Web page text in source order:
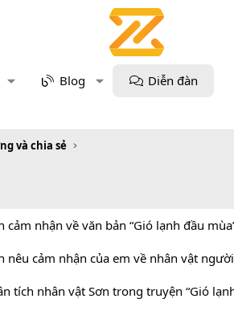
Blog Diễn đàn
và chia sẻ
cảm nhận về văn bản “Gió lạnh đầu
nêu cảm nhận của em về nhân vật
tích nhân vật Sơn trong truyện “Gió